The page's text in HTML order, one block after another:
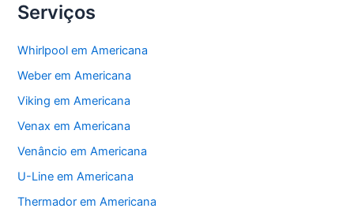
Serviços
Whirlpool em Americana
Weber em Americana
Viking em Americana
Venax em Americana
Venâncio em Americana
U-Line em Americana
Thermador em Americana